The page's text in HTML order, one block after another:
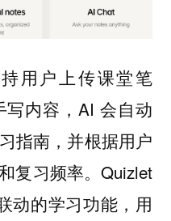
用户上传课堂笔
内容，AI 会自动
指南，并根据用户
复习频率。Quizlet
动的学习功能，用